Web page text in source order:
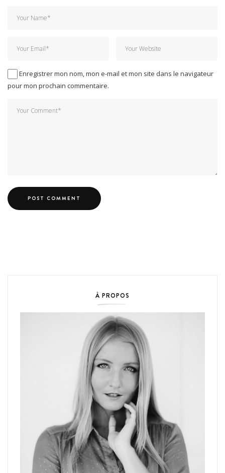
Enregistrer mon nom, mon e-mail et mon site dans le navigateur
pour mon prochain commentaire.
À PROPOS